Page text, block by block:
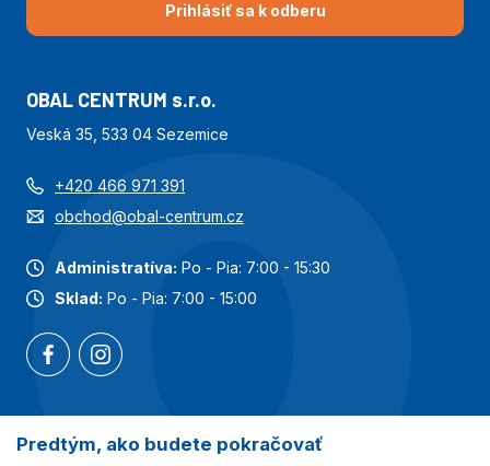
Prihlásiť sa k odberu
OBAL CENTRUM s.r.o.
Veská 35, 533 04 Sezemice
+420 466 971 391
obchod@obal-centrum.cz
Administratíva: Po - Pia: 7:00 - 15:30
Sklad: Po - Pia: 7:00 - 15:00
Najobľúbenejšie kategórie
Predtým, ako budete pokračovať